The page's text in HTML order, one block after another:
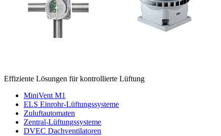
Effiziente Lösungen für kontrollierte Lüftung
MiniVent M1
ELS Einrohr-Lüftungssysteme
Zuluftautomaten
Zentral-Lüftungssysteme
DVEC Dachventilatoren